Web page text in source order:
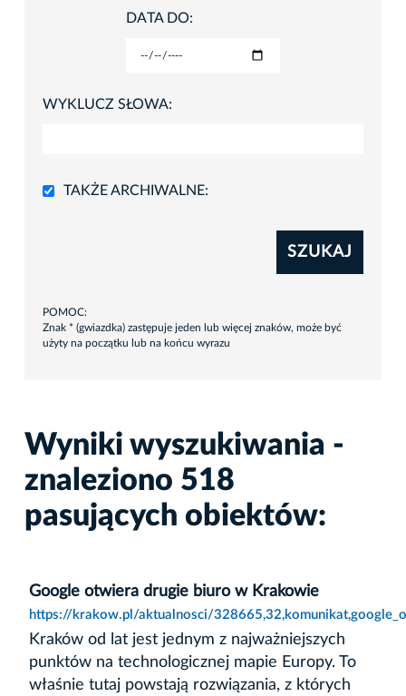
DATA DO:
WYKLUCZ SŁOWA:
TAKŻE ARCHIWALNE:
SZUKAJ
POMOC:
Znak * (gwiazdka) zastępuje jeden lub więcej znaków, może być
użyty na początku lub na końcu wyrazu
Wyniki wyszukiwania -
znaleziono 518
pasujących obiektów:
Google otwiera drugie biuro w Krakowie
https://krakow.pl/aktualnosci/
Kraków od lat jest jednym z najważniejszych
punktów na technologicznej mapie Europy. To
właśnie tutaj powstają rozwiązania, z których